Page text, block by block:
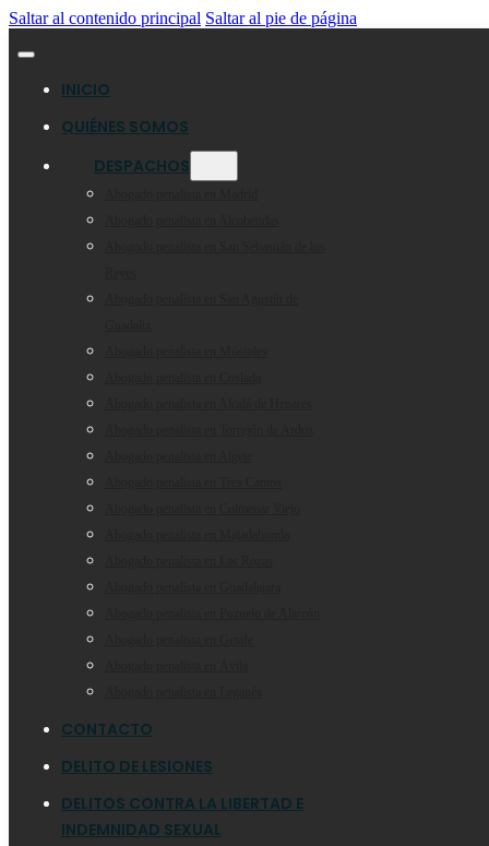
Saltar al contenido principal Saltar al pie de página
INICIO
QUIÉNES SOMOS
DESPACHOS
CONTACTO
DELITO DE LESIONES
DELITOS CONTRA LA LIBERTAD E
INDEMNIDAD SEXUAL